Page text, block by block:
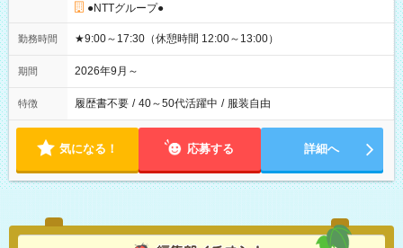
●NTTグループ●
勤務時間 ★9:00～17:30（休憩時間 12:00～13:00）
期間 2026年9月～
特徴 履歴書不要 / 40～50代活躍中 / 服装自由
気になる！ 応募する 詳細へ